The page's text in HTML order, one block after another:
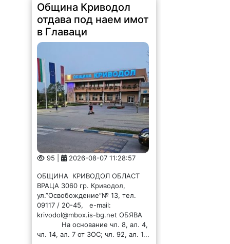
Община Криводол
отдава под наем имот
в Главаци
95 | 2026-08-07 11:28:57
ОБЩИНА КРИВОДОЛ ОБЛАСТ
ВРАЦА 3060 гр. Криводол,
ул.”Освобождение”№ 13, тел.
09117 / 20-45, e-mail:
krivodol@mbox.is-bg.net ОБЯВА
На основание чл. 8, ал. 4,
чл. 14, ал. 7 от ЗОС; чл. 92, ал. 1...